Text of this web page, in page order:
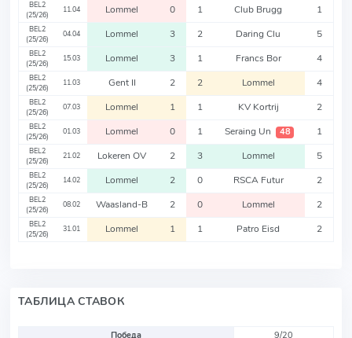
BEL2
(25/26)
11.04 Lommel 0 1 Club Brugg 1
BEL2
(25/26)
04.04 Lommel 3 2 Daring Clu 5
BEL2
(25/26)
15.03 Lommel 3 1 Francs Bor 4
BEL2
(25/26)
11.03 Gent II 2 2 Lommel 4
BEL2
(25/26)
07.03 Lommel 1 1 KV Kortrij 2
BEL2
(25/26)
01.03 Lommel 0 1 Seraing Un 48 1
BEL2
(25/26)
21.02 Lokeren OV 2 3 Lommel 5
BEL2
(25/26)
14.02 Lommel 2 0 RSCA Futur 2
BEL2
(25/26)
08.02 Waasland-B 2 0 Lommel 2
BEL2
(25/26)
31.01 Lommel 1 1 Patro Eisd 2
ТАБЛИЦА СТАВОК
Победа
9/20